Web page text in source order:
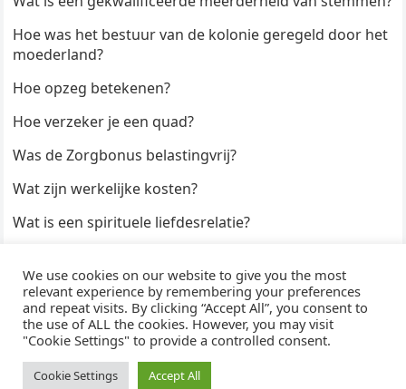
Hoe was het bestuur van de kolonie geregeld door het
moederland?
Hoe opzeg betekenen?
Hoe verzeker je een quad?
Was de Zorgbonus belastingvrij?
Wat zijn werkelijke kosten?
Wat is een spirituele liefdesrelatie?
Hoe duur zijn Keukendeurtjes?
© 2026WijzeAntwoorden- Thema doorWPEnjoy· Aangedreven door
WordPress
We use cookies on our website to give you the most
relevant experience by remembering your preferences
and repeat visits. By clicking “Accept All”, you consent to
the use of ALL the cookies. However, you may visit
"Cookie Settings" to provide a controlled consent.
Cookie Settings Accept All